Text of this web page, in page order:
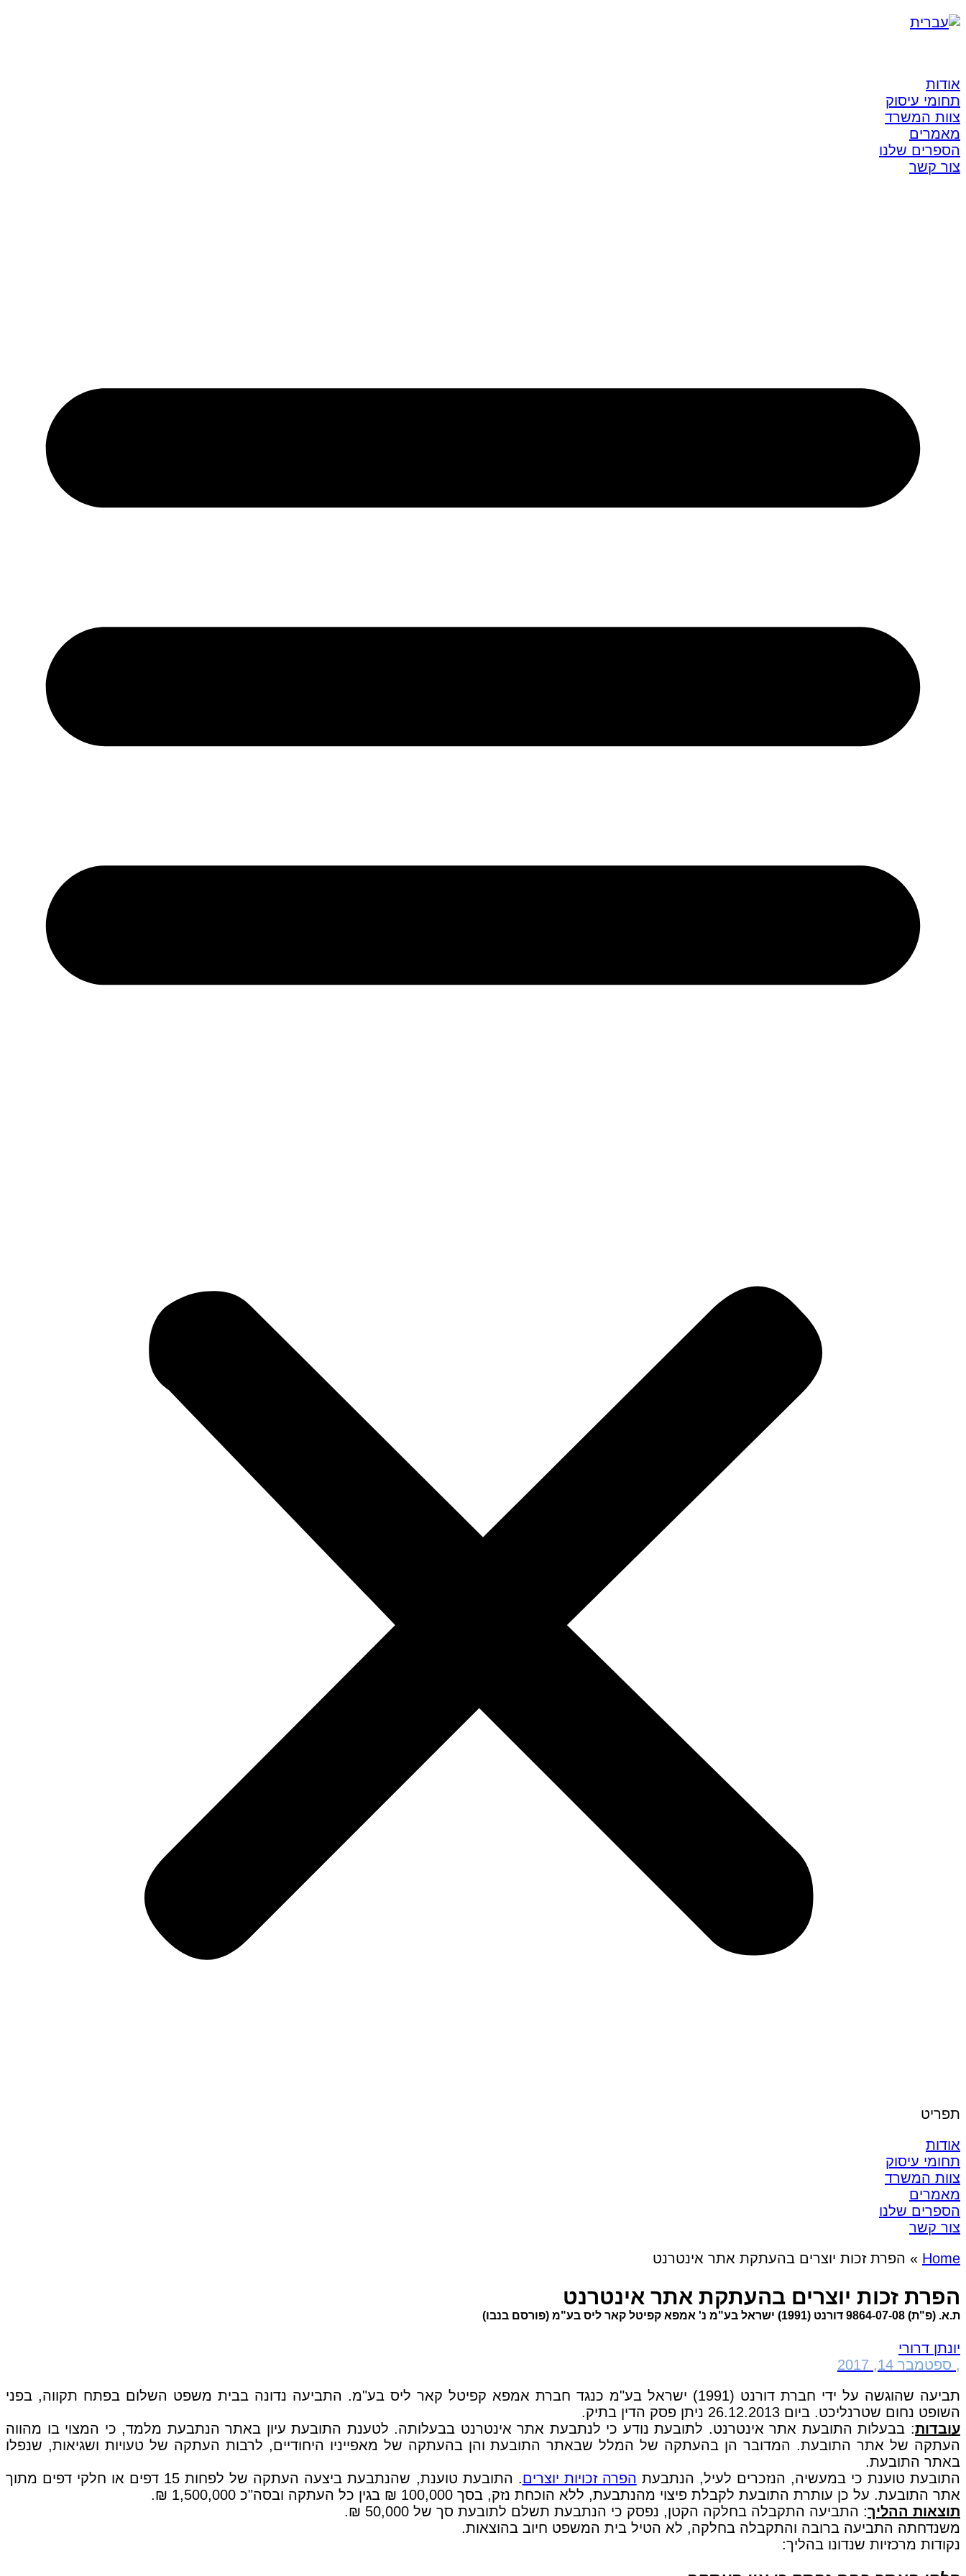
אודות
תחומי עיסוק
צוות המשרד
מאמרים
הספרים שלנו
צור קשר
תפריט
אודות
תחומי עיסוק
צוות המשרד
מאמרים
הספרים שלנו
צור קשר
Home
» הפרת זכות יוצרים בהעתקת אתר אינטרנט
הפרת זכות יוצרים בהעתקת אתר אינטרנט
ת.א. (פ"ת) 9864-07-08 דורנט (1991) ישראל בע"מ נ' אמפא קפיטל קאר ליס בע"מ (פורסם בנבו)
יונתן דרורי
, ספטמבר 14, 2017
תביעה שהוגשה על ידי חברת דורנט (1991) ישראל בע"מ כנגד חברת אמפא קפיטל קאר ליס בע"מ. התביעה נדונה בבית משפט השלום בפתח תקווה, בפני
השופט נחום שטרנליכט. ביום 26.12.2013 ניתן פסק הדין בתיק.
עובדות: בבעלות התובעת אתר אינטרנט. לתובעת נודע כי לנתבעת אתר אינטרנט בבעלותה. לטענת התובעת עיון באתר הנתבעת מלמד, כי המצוי בו מהווה
העתקה של אתר התובעת. המדובר הן בהעתקה של המלל שבאתר התובעת והן בהעתקה של מאפייניו היחודיים, לרבות העתקה של טעויות ושגיאות, שנפלו
באתר התובעת.
התובעת טוענת כי במעשיה, הנזכרים לעיל, הנתבעת הפרה זכויות יוצרים
. התובעת טוענת, שהנתבעת ביצעה העתקה של לפחות 15 דפים או חלקי דפים מתוך
אתר התובעת. על כן עותרת התובעת לקבלת פיצוי מהנתבעת, ללא הוכחת נזק, בסך 100,000 ₪ בגין כל העתקה ובסה"כ 1,500,000 ₪.
תוצאות ההליך: התביעה התקבלה בחלקה הקטן, נפסק כי הנתבעת תשלם לתובעת סך של 50,000 ₪.
משנדחתה התביעה ברובה והתקבלה בחלקה, לא הטיל בית המשפט חיוב בהוצאות.
נקודות מרכזיות שנדונו בהליך: